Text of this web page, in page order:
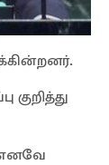
எனவே